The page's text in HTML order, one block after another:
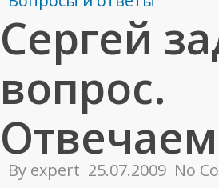
Сергей
вопрос.
Отвечаем
By expert 25.07.2009 No